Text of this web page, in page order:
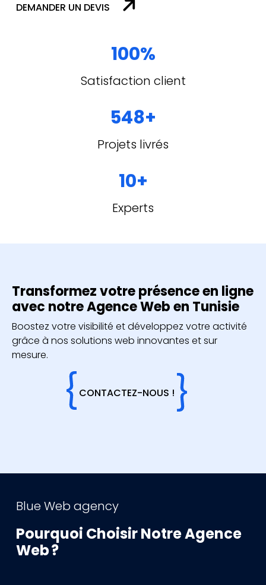
DEMANDER UN DEVIS
100%
Satisfaction client
548+
Projets livrés
10+
Experts
Transformez votre présence en ligne
avec notre Agence Web en Tunisie
Boostez votre visibilité et développez votre activité
grâce à nos solutions web innovantes et sur
mesure.
CONTACTEZ-NOUS !
Blue Web agency
Pourquoi Choisir Notre Agence
Web ?